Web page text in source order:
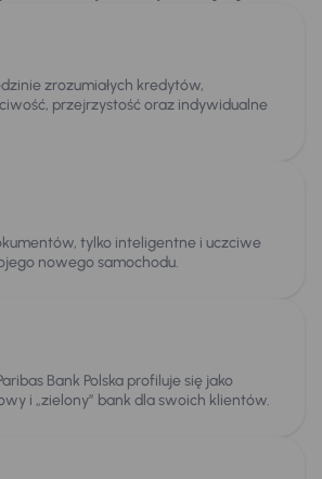
zrozumiałych kredytów,
przejrzystość oraz indywidualne
tylko inteligentne i uczciwe
nowego samochodu.
Bank Polska profiluje się jako
i „zielony” bank dla swoich klientów.